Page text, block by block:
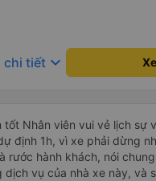
chi tiết keyboard_arrow_down
tốt Nhân viên vui vẻ lịch sự
định 1h, vì xe phải dừng
rước hành khách, nói
dịch vụ của nhà xe này, và